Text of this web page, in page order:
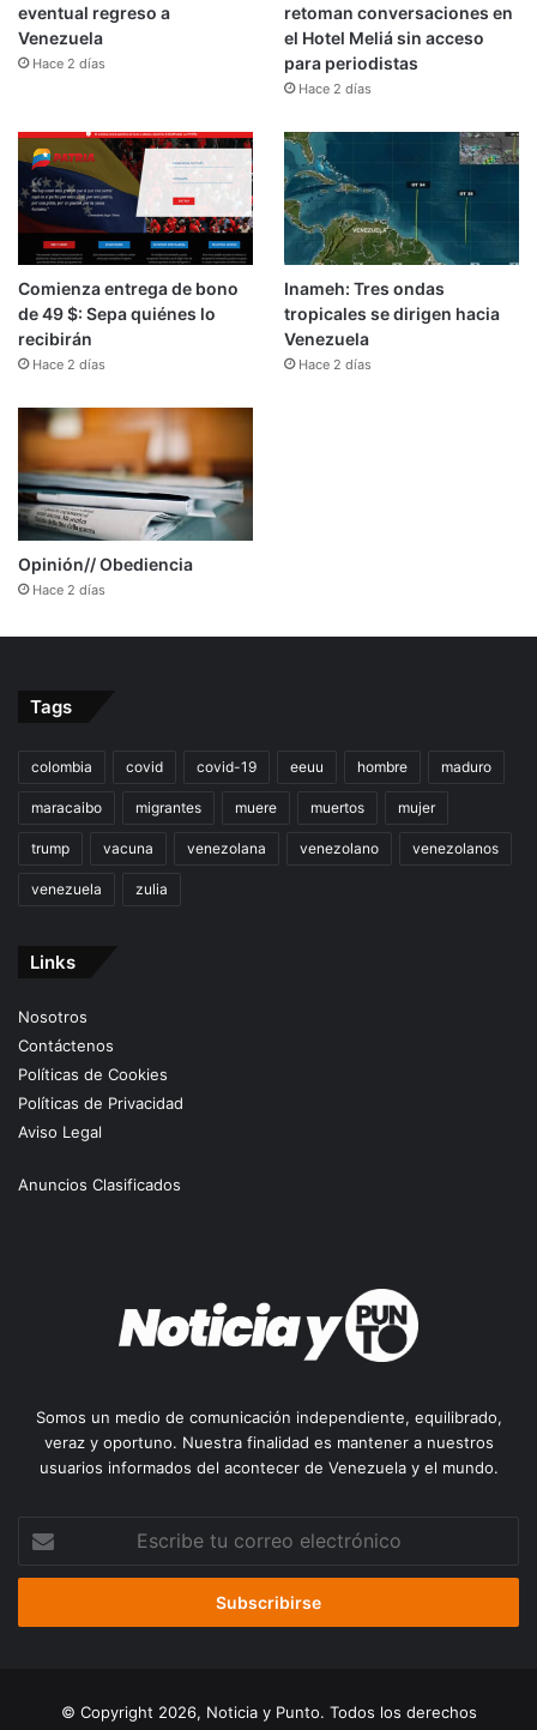
eventual regreso a
Venezuela
Hace 2 días
retoman conversaciones en
el Hotel Meliá sin acceso
para periodistas
Hace 2 días
Comienza entrega de bono
de 49 $: Sepa quiénes lo
recibirán
Hace 2 días
Inameh: Tres ondas
tropicales se dirigen hacia
Venezuela
Hace 2 días
Opinión// Obediencia
Hace 2 días
Tags
colombia covid covid-19 eeuu hombre maduro
maracaibo migrantes muere muertos mujer
trump vacuna venezolana venezolano venezolanos
venezuela zulia
Links
Nosotros
Contáctenos
Políticas de Cookies
Políticas de Privacidad
Aviso Legal
Anuncios Clasificados
Somos un medio de comunicación independiente, equilibrado,
veraz y oportuno. Nuestra finalidad es mantener a nuestros
usuarios informados del acontecer de Venezuela y el mundo.
correo
© Copyright 2026, Noticia y Punto. Todos los derechos